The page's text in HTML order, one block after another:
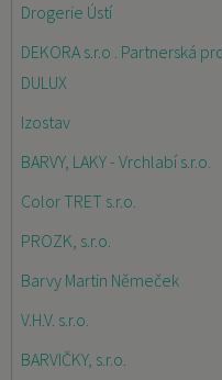
Drogerie Ústí
DEKORA s.r.o . Partnerská
DULUX
Izostav
BARVY, LAKY - Vrchlabí s.r.o.
Color TRET s.r.o.
PROZK, s.r.o.
Barvy Martin Němeček
V.H.V. s.r.o.
BARVIČKY, s.r.o.